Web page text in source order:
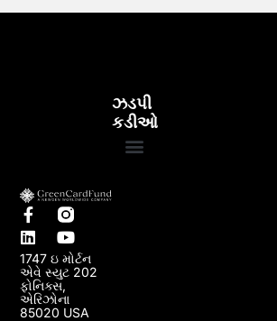
1747 ઇ મોર્ટન
એવે સ્યુટ 202
ફોનિક્સ,
એરિઝોના
85020 USA
ઝડપી
કડીઓ